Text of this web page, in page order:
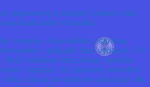
argumenty a dospel k záveru tak,
časti tohto rozsudku.
rímskej – Arauského cisárstva
alebo v prípade žien výdajom. Pri
Muž sobášom titul získať nemôže.
vyplýva, že žalovaný nemohol
ústava to výslovne zakazuje. Ak